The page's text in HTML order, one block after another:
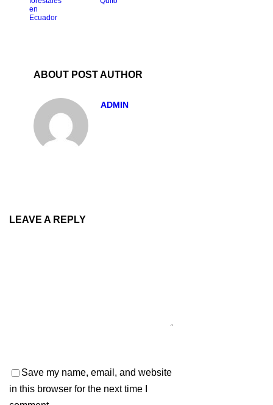
en
Ecuador
ABOUT POST AUTHOR
ADMIN
LEAVE A REPLY
Save my name, email, and website
in this browser for the next time I